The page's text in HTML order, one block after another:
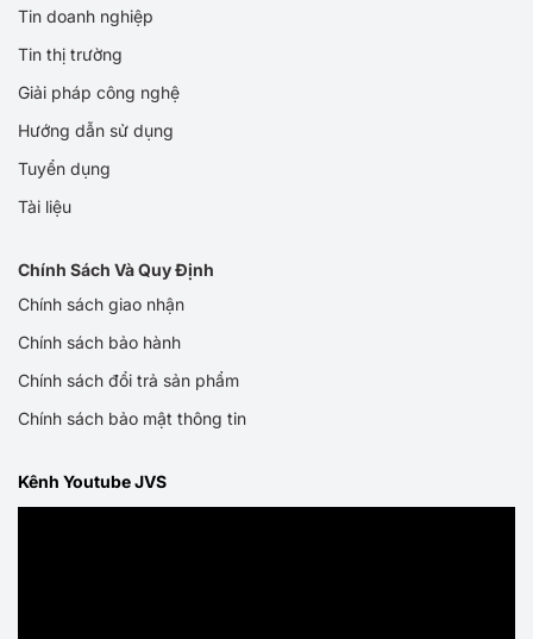
Tin doanh nghiệp
Tin thị trường
Giải pháp công nghệ
Hướng dẫn sử dụng
Tuyển dụng
Tài liệu
Chính Sách Và Quy Định
Chính sách giao nhận
Chính sách bảo hành
Chính sách đổi trả sản phẩm
Chính sách bảo mật thông tin
Kênh Youtube JVS